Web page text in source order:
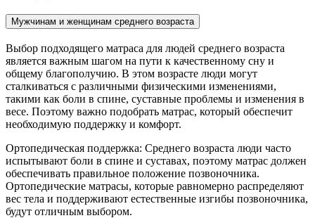
Мужчинам и женщинам среднего возраста
Выбор подходящего матраса для людей среднего возраста
является важным шагом на пути к качественному сну и
общему благополучию. В этом возрасте люди могут
сталкиваться с различными физическими изменениями,
такими как боли в спине, суставные проблемы и изменения в
весе. Поэтому важно подобрать матрас, который обеспечит
необходимую поддержку и комфорт.
Ортопедическая поддержка: Среднего возраста люди часто
испытывают боли в спине и суставах, поэтому матрас должен
обеспечивать правильное положение позвоночника.
Ортопедические матрасы, которые равномерно распределяют
вес тела и поддерживают естественные изгибы позвоночника,
будут отличным выбором.